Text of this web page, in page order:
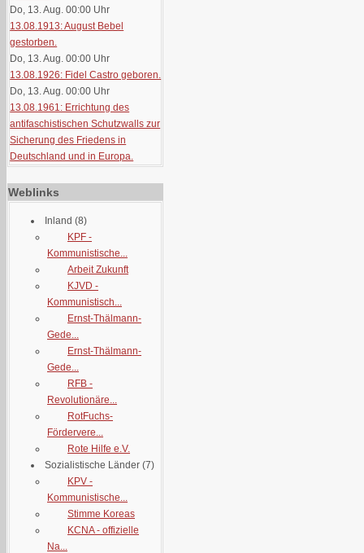
Do, 13. Aug. 00:00 Uhr
13.08.1913: August Bebel
gestorben.
Do, 13. Aug. 00:00 Uhr
13.08.1926: Fidel Castro geboren.
Do, 13. Aug. 00:00 Uhr
13.08.1961: Errichtung des
antifaschistischen Schutzwalls zur
Sicherung des Friedens in
Deutschland und in Europa.
Weblinks
Inland (8)
KPF -
Kommunistische...
Arbeit Zukunft
KJVD -
Kommunistisch...
Ernst-Thälmann-
Gede...
Ernst-Thälmann-
Gede...
RFB -
Revolutionäre...
RotFuchs-
Fördervere...
Rote Hilfe e.V.
Sozialistische Länder (7)
KPV -
Kommunistische...
Stimme Koreas
KCNA - offizielle
Na...